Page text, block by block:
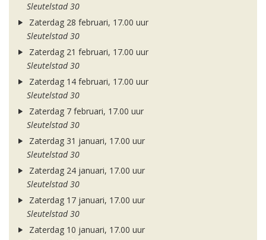
Sleutelstad 30
Zaterdag 28 februari, 17.00 uur
Sleutelstad 30
Zaterdag 21 februari, 17.00 uur
Sleutelstad 30
Zaterdag 14 februari, 17.00 uur
Sleutelstad 30
Zaterdag 7 februari, 17.00 uur
Sleutelstad 30
Zaterdag 31 januari, 17.00 uur
Sleutelstad 30
Zaterdag 24 januari, 17.00 uur
Sleutelstad 30
Zaterdag 17 januari, 17.00 uur
Sleutelstad 30
Zaterdag 10 januari, 17.00 uur